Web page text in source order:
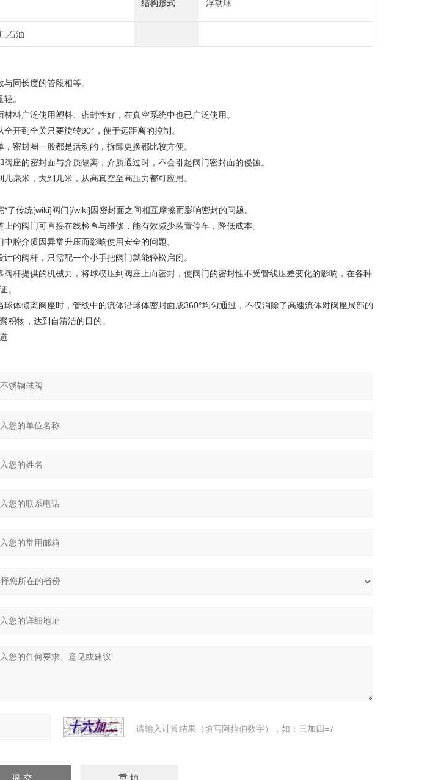
结构形式 浮动球
,石油
同长度的管段相等。
。
料广泛使用塑料、密封性好，在真空系统中也已广泛使用。
开到全关只要旋转90°，便于远距离的控制。
密封圈一般都是活动的，拆卸更换都比较方便。
座的密封面与介质隔离，介质通过时，不会引起阀门密封面的侵蚀。
毫米，大到几米，从高真空至高压力都可应用。
了传统[wiki]阀门[/wiki]因密封面之间相互摩擦而影响密封的问题。
的阀门可直接在线检查与维修，能有效减少装置停车，降低成本。
腔介质因异常升压而影响使用安全的问题。
的阀杆，只需配一个小手把阀门就能轻松启闭。
阀杆提供的机械力，将球楔压到阀座上而密封，使阀门的密封性不受管线压差变化的影响，在各种
。
体倾离阀座时，管线中的流体沿球体密封面成360°均匀通过，不仅消除了高速流体对阀座局部的
积物，达到自清洁的目的。
请输入计算结果（填写阿拉伯数字），如：三加四=7